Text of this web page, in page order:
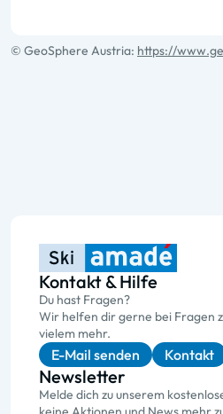
© GeoSphere Austria: https://
Kontakt & Hilfe
Du hast Fragen?
Wir helfen dir gerne bei Fragen
vielem mehr.
E-Mail senden Kontakt
Newsletter
Melde dich zu unserem